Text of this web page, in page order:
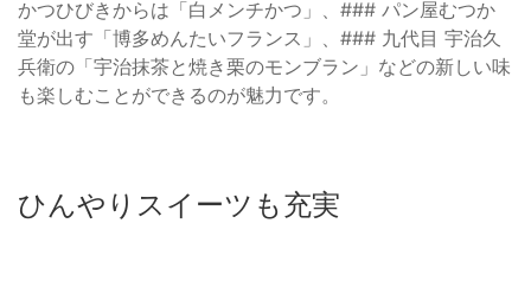
かつひびきからは「白メンチかつ」、### パン屋むつか
堂が出す「博多めんたいフランス」、### 九代目 宇治久
兵衛の「宇治抹茶と焼き栗のモンブラン」などの新しい味
も楽しむことができるのが魅力です。
ひんやりスイーツも充実